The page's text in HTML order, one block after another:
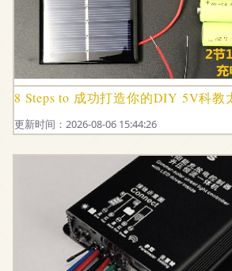
8 Steps to 成功打造你的DIY 5V科教
更新时间：2026-08-06 15:44:26